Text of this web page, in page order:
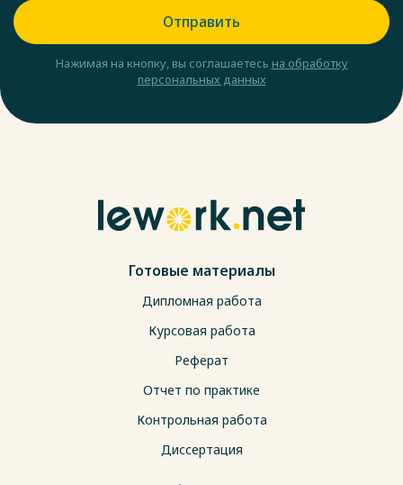
Отправить
Нажимая на кнопку, вы соглашаетесь на обработку
персональных данных
Готовые материалы
Дипломная работа
Курсовая работа
Реферат
Отчет по практике
Контрольная работа
Диссертация